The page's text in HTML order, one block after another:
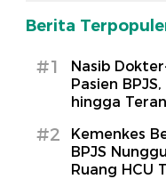
Berita
#1
Nasib
Pasien
hingga
#2
Kemenkes
BPJS
Ruang HCU